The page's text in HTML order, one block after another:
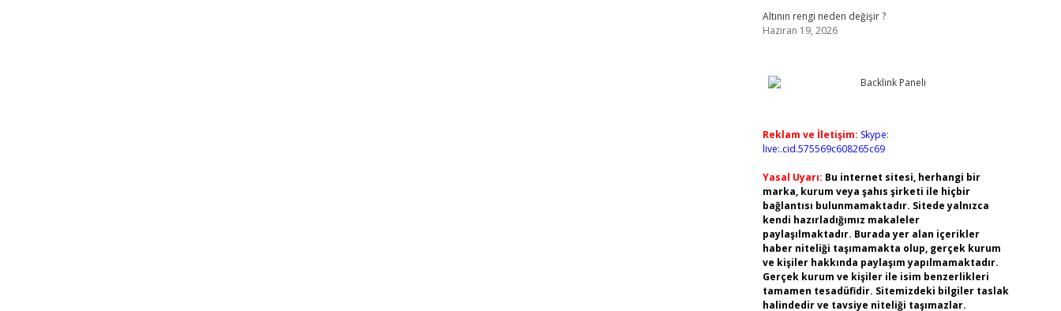
Altının rengi neden değişir ?
Haziran 19, 2026
Reklam ve İletişim: Skype:
live:.cid.575569c608265c69
Yasal Uyarı: Bu internet sitesi, herhangi bir
marka, kurum veya şahıs şirketi ile hiçbir
bağlantısı bulunmamaktadır. Sitede yalnızca
kendi hazırladığımız makaleler
paylaşılmaktadır. Burada yer alan içerikler
haber niteliği taşımamakta olup, gerçek kurum
ve kişiler hakkında paylaşım yapılmamaktadır.
Gerçek kurum ve kişiler ile isim benzerlikleri
tamamen tesadüfidir. Sitemizdeki bilgiler taslak
halindedir ve tavsiye niteliği taşımazlar.